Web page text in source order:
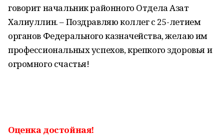
говорит начальник районного Отдела Азат
Халиуллин. – Поздравляю коллег с 25-летием
органов Федерального казначейства, желаю им
профессиональных успехов, крепкого здоровья и
огромного счастья!
Оценка достойная!